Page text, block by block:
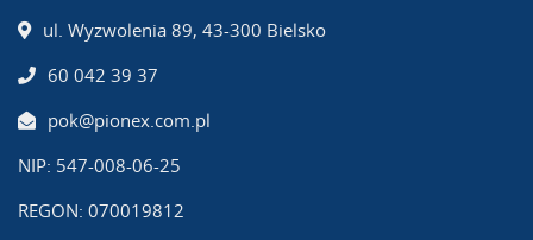
ul. Wyzwolenia 89, 43-300 Bielsko
60 042 39 37
pok@pionex.com.pl
NIP: 547-008-06-25
REGON: 070019812